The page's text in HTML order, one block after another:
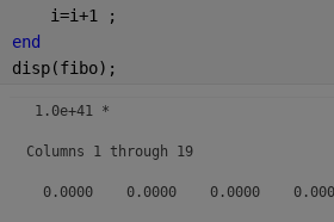
     i=i+1 ;
end
disp(fibo);
   1.0e+41 *
  Columns 1 through 19
0.0000    0.0000    0.0000